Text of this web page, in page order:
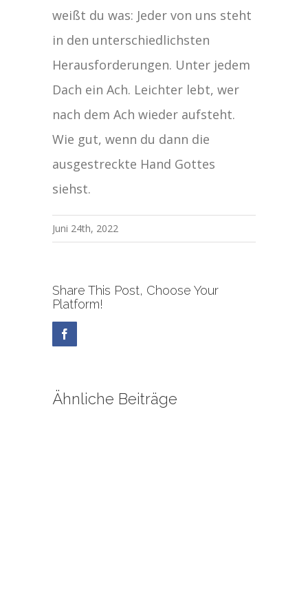
weißt du was: Jeder von uns steht
in den unterschiedlichsten
Herausforderungen. Unter jedem
Dach ein Ach. Leichter lebt, wer
nach dem Ach wieder aufsteht.
Wie gut, wenn du dann die
ausgestreckte Hand Gottes
siehst.
Juni 24th, 2022
Share This Post, Choose Your
Platform!
Ähnliche Beiträge